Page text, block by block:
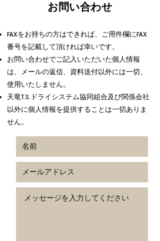
お問い合わせ
FAXをお持ちの方はできれば、ご用件欄にFAX
番号を記載して頂ければ幸いです。
お問い合わせでご記入いただいた個人情報
は、メールの返信、資料送付以外には一切、
使用いたしません。
天竜T.S.ドライシステム協同組合及び関係会社
以外に個人情報を提供することは一切ありま
せん。